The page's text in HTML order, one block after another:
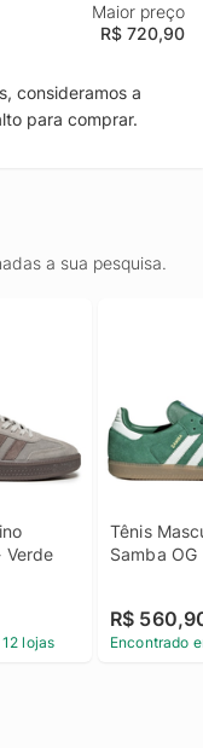
Maior preço
R$ 720,90
consideramos a
para comprar.
a sua pesquisa.
Verde
lojas
Tênis
Samba
R$
Encontrado